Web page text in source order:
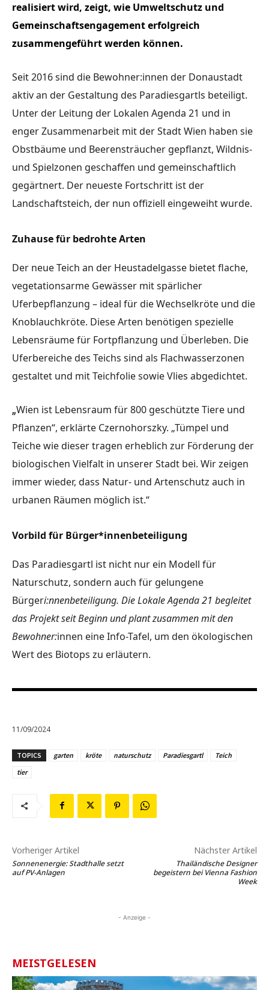
realisiert wird, zeigt, wie Umweltschutz und
Gemeinschaftsengagement erfolgreich
zusammengeführt werden können.
Seit 2016 sind die Bewohner:innen der Donaustadt
aktiv an der Gestaltung des Paradiesgartls beteiligt.
Unter der Leitung der Lokalen Agenda 21 und in
enger Zusammenarbeit mit der Stadt Wien haben sie
Obstbäume und Beerensträucher gepflanzt, Wildnis-
und Spielzonen geschaffen und gemeinschaftlich
gegärtnert. Der neueste Fortschritt ist der
Landschaftsteich, der nun offiziell eingeweiht wurde.
Zuhause für bedrohte Arten
Der neue Teich an der Heustadelgasse bietet flache,
vegetationsarme Gewässer mit spärlicher
Uferbepflanzung – ideal für die Wechselkröte und die
Knoblauchkröte. Diese Arten benötigen spezielle
Lebensräume für Fortpflanzung und Überleben. Die
Uferbereiche des Teichs sind als Flachwasserzonen
gestaltet und mit Teichfolie sowie Vlies abgedichtet.
„Wien ist Lebensraum für 800 geschützte Tiere und
Pflanzen“, erklärte Czernohorszky. „Tümpel und
Teiche wie dieser tragen erheblich zur Förderung der
biologischen Vielfalt in unserer Stadt bei. Wir zeigen
immer wieder, dass Natur- und Artenschutz auch in
urbanen Räumen möglich ist.“
Vorbild für Bürger*innenbeteiligung
Das Paradiesgartl ist nicht nur ein Modell für
Naturschutz, sondern auch für gelungene
Bürgeri:nnenbeteiligung. Die Lokale Agenda 21 begleitet
das Projekt seit Beginn und plant zusammen mit den
Bewohner:innen eine Info-Tafel, um den ökologischen
Wert des Biotops zu erläutern.
11/09/2024
TOPICS garten kröte naturschutz Paradiesgartl
Teich
tier
Vorheriger Artikel
Sonnenenergie: Stadthalle setzt
auf PV-Anlagen
Nächster Artikel
Thailändische Designer
begeistern bei Vienna Fashion
Week
- Anzeige -
MEISTGELESEN